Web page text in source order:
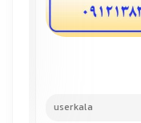
userkala